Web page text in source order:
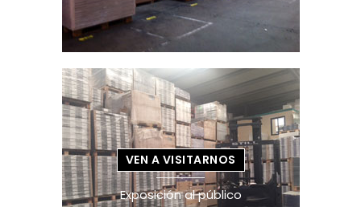
VEN A VISITARNOS
Exposición al público